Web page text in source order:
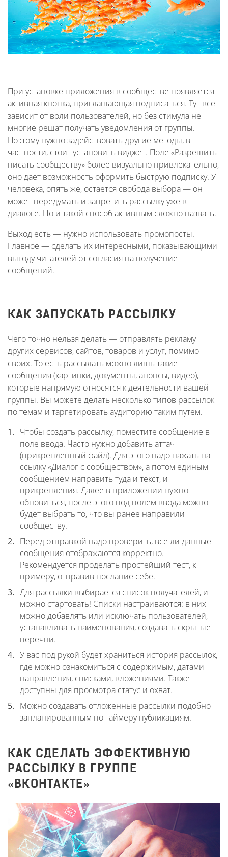
При установке приложения в сообществе появляется
активная кнопка, приглашающая подписаться. Тут все
зависит от воли пользователей, но без стимула не
многие решат получать уведомления от группы.
Поэтому нужно задействовать другие методы, в
частности, стоит установить виджет. Поле «Разрешить
писать сообществу» более визуально привлекательно,
оно дает возможность оформить быструю подписку. У
человека, опять же, остается свобода выбора — он
может передумать и запретить рассылку уже в
диалоге. Но и такой способ активным сложно назвать.
Выход есть — нужно использовать промопосты.
Главное — сделать их интересными, показывающими
выгоду читателей от согласия на получение
сообщений.
КАК ЗАПУСКАТЬ РАССЫЛКУ
Чего точно нельзя делать — отправлять рекламу
других сервисов, сайтов, товаров и услуг, помимо
своих. То есть рассылать можно лишь такие
сообщения (картинки, документы, анонсы, видео),
которые напрямую относятся к деятельности вашей
группы. Вы можете делать несколько типов рассылок
по темам и таргетировать аудиторию таким путем.
Чтобы создать рассылку, поместите сообщение в
поле ввода. Часто нужно добавить аттач
(прикрепленный файл). Для этого надо нажать на
ссылку «Диалог с сообществом», а потом единым
сообщением направить туда и текст, и
прикрепления. Далее в приложении нужно
обновиться, после этого под полем ввода можно
будет выбрать то, что вы ранее направили
сообществу.
Перед отправкой надо проверить, все ли данные
сообщения отображаются корректно.
Рекомендуется проделать простейший тест, к
примеру, отправив послание себе.
Для рассылки выбирается список получателей, и
можно стартовать! Списки настраиваются: в них
можно добавлять или исключать пользователей,
устанавливать наименования, создавать скрытые
перечни.
У вас под рукой будет храниться история рассылок,
где можно ознакомиться с содержимым, датами
направления, списками, вложениями. Также
доступны для просмотра статус и охват.
Можно создавать отложенные рассылки подобно
запланированным по таймеру публикациям.
КАК СДЕЛАТЬ ЭФФЕКТИВНУЮ
РАССЫЛКУ В ГРУППЕ
«ВКОНТАКТЕ»